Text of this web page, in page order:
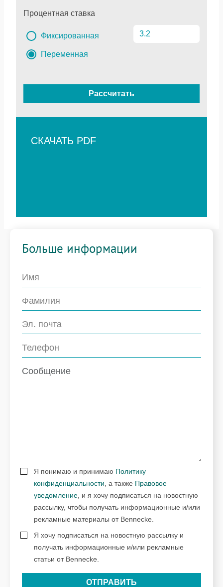
Процентная ставка
Фиксированная
Переменная
Рассчитать
СКАЧАТЬ PDF
Больше информации
Я понимаю и принимаю Политику
конфиденциальности , а также Правовое
уведомление , и я хочу подписаться на новостную
рассылку, чтобы получать информационные и/или
рекламные материалы от Bennecke.
Я хочу подписаться на новостную рассылку и
получать информационные и/или рекламные
статьи от Bennecke.
ОТПРАВИТЬ